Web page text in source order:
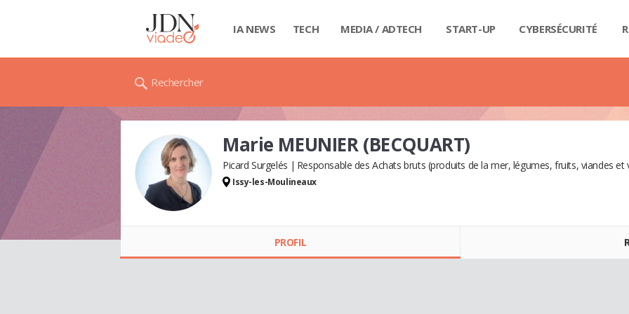
IA NEWS TECH MEDIA / ADTECH START-UP CYBERSÉCURITÉ
Rechercher
Marie MEUNIER (BECQUART)
Picard Surgelés Responsable des Achats bruts (produits de la mer, légumes, fruits, viandes et
Issy-les-Moulineaux
PROFIL